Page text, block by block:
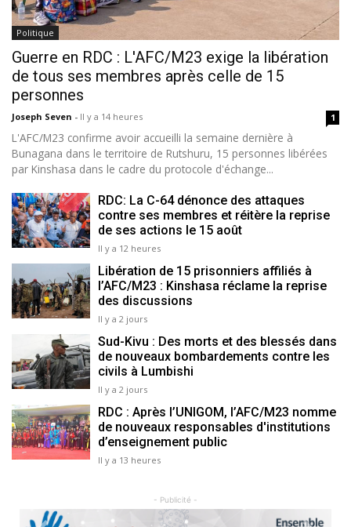
Politique
Guerre en RDC : L'AFC/M23 exige la libération
de tous ses membres après celle de 15
personnes
Joseph Seven - Il y a 14 heures 1
L'AFC/M23 confirme avoir accueilli la semaine dernière à
Bunagana dans le territoire de Rutshuru, 15 personnes libérées
par Kinshasa dans le cadre du protocole d'échange...
RDC: La C-64 dénonce des attaques
contre ses membres et réitère la reprise
de ses actions le 15 août
Il y a 12 heures
Libération de 15 prisonniers affiliés à
l’AFC/M23 : Kinshasa réclame la reprise
des discussions
Il y a 2 jours
Sud-Kivu : Des morts et des blessés dans
de nouveaux bombardements contre les
civils à Lumbishi
Il y a 2 jours
RDC : Après l’UNIGOM, l’AFC/M23 nomme
de nouveaux responsables d'institutions
d’enseignement public
Il y a 13 heures
- Publicité -